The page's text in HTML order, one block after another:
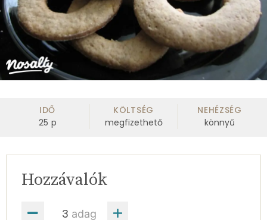
IDŐ
25 p
KÖLTSÉG
megfizethető
NEHÉZSÉG
könnyű
adag
Hozzávalók